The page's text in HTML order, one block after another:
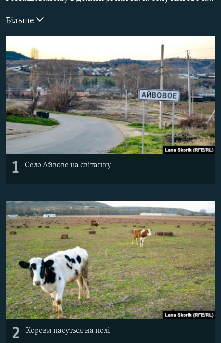
ІНФОГРАФІКА
Русский
Qırımtatar
ДОЛУЧАЙСЯ!
Усі сайти RFE/RL
Більше
1 Село Айвове на світанку
2 Корови пасуться на полі